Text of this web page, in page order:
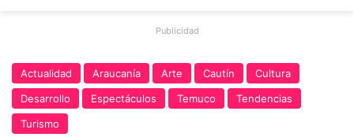
Publicidad
Actualidad Araucanía Arte Cautín
Cultura
Desarrollo
Espectáculos Temuco
Tendencias
Turismo